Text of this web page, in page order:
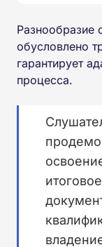
Разнообразие
обусловлено
гарантирует
процесса.